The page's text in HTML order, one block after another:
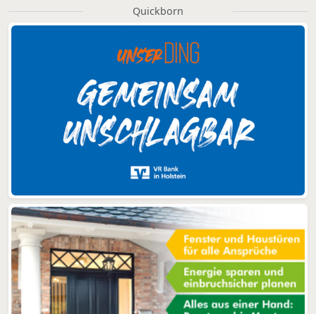
Quickborn